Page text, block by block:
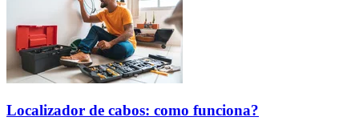
Localizador de cabos: como funciona?